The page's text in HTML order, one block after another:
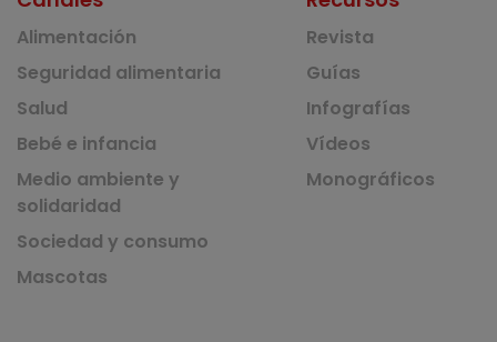
Alimentación
Seguridad alimentaria
Salud
Bebé e infancia
Medio ambiente y
solidaridad
Sociedad y consumo
Mascotas
Revista
Guías
Infografías
Vídeos
Monográficos